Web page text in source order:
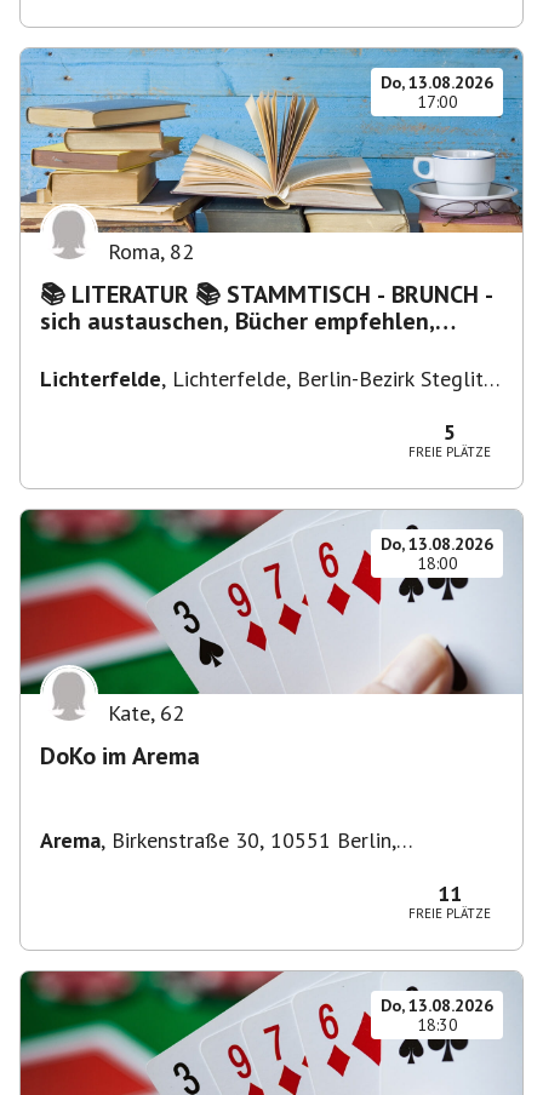
Do, 13.08.2026
17:00
Roma, 82
📚 LITERATUR 📚 STAMMTISCH - BRUNCH -
sich austauschen, Bücher empfehlen,
Lichterfelde, Lichterfelde, Berlin-Bezirk Steglitz-
5
FREIE PLÄTZE
Do, 13.08.2026
18:00
Kate, 62
DoKo im Arema
Arema, Birkenstraße 30, 10551 Berlin,
11
FREIE PLÄTZE
Do, 13.08.2026
18:30